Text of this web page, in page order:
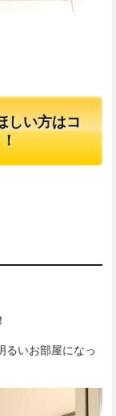
しい方はコ
るいお部屋になっ